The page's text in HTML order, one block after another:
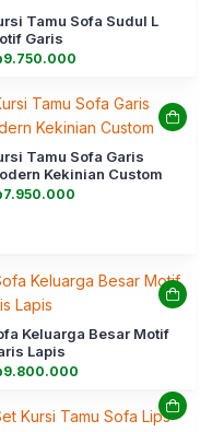
Tamu Sofa Sudul L
Garis
9.750.000
Tamu Sofa Garis
Kekinian Custom
7.950.000
Keluarga Besar Motif
Lapis
9.800.000